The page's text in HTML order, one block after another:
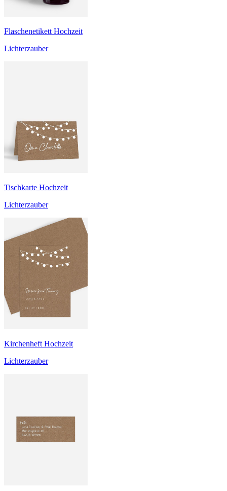
Flaschenetikett Hochzeit
Lichterzauber
Tischkarte Hochzeit
Lichterzauber
Kirchenheft Hochzeit
Lichterzauber